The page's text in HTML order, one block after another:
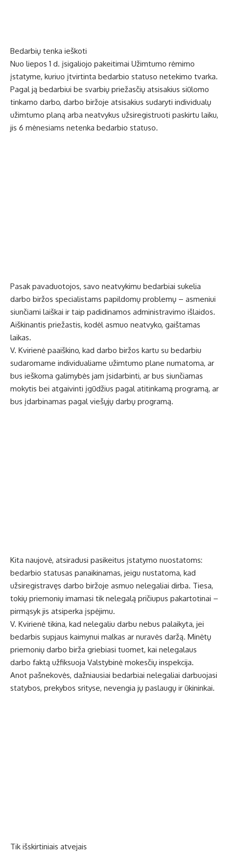
Bedarbių tenka ieškoti
Nuo liepos 1 d. įsigaliojo pakeitimai Užimtumo rėmimo
įstatyme, kuriuo įtvirtinta bedarbio statuso netekimo tvarka.
Pagal ją bedarbiui be svarbių priežasčių atsisakius siūlomo
tinkamo darbo, darbo biržoje atsisakius sudaryti individualų
užimtumo planą arba neatvykus užsiregistruoti paskirtu laiku,
jis 6 mėnesiams netenka bedarbio statuso.
Pasak pavaduotojos, savo neatvykimu bedarbiai sukelia
darbo biržos specialistams papildomų problemų – asmeniui
siunčiami laiškai ir taip padidinamos administravimo išlaidos.
Aiškinantis priežastis, kodėl asmuo neatvyko, gaištamas
laikas.
V. Kvirienė paaiškino, kad darbo biržos kartu su bedarbiu
sudaromame individualiame užimtumo plane numatoma, ar
bus ieškoma galimybės jam įsidarbinti, ar bus siunčiamas
mokytis bei atgaivinti įgūdžius pagal atitinkamą programą, ar
bus įdarbinamas pagal viešųjų darbų programą.
Kita naujovė, atsiradusi pasikeitus įstatymo nuostatoms:
bedarbio statusas panaikinamas, jeigu nustatoma, kad
užsiregistravęs darbo biržoje asmuo nelegaliai dirba. Tiesa,
tokių priemonių imamasi tik nelegalą pričiupus pakartotinai –
pirmąsyk jis atsiperka įspėjimu.
V. Kvirienė tikina, kad nelegaliu darbu nebus palaikyta, jei
bedarbis supjaus kaimynui malkas ar nuravės daržą. Minėtų
priemonių darbo birža griebiasi tuomet, kai nelegalaus
darbo faktą užfiksuoja Valstybinė mokesčių inspekcija.
Anot pašnekovės, dažniausiai bedarbiai nelegaliai darbuojasi
statybos, prekybos srityse, nevengia jų paslaugų ir ūkininkai.
Tik išskirtiniais atvejais